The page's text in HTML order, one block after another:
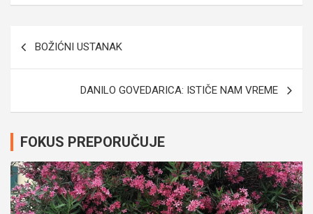
Navigacija
BOŽIĆNI USTANAK
DANILO GOVEDARICA: ISTIČE NAM VREME
FOKUS PREPORUČUJE